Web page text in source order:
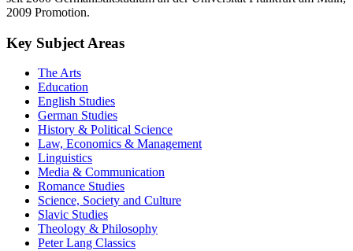
2009 Promotion.
Key Subject Areas
The Arts
Education
English Studies
German Studies
History & Political Science
Law, Economics & Management
Linguistics
Media & Communication
Romance Studies
Science, Society and Culture
Slavic Studies
Theology & Philosophy
Peter Lang Classics